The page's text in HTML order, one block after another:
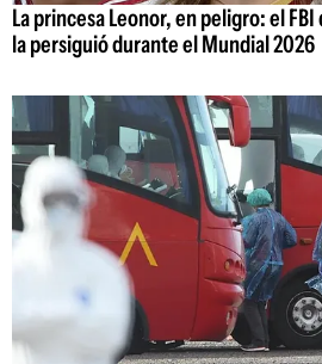
La princesa Leonor, en peligro: el
la persiguió durante el Mundial 2026